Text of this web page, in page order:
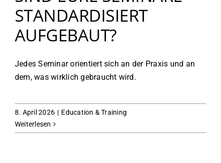
STANDARDISIERT
AUFGEBAUT?
Jedes Seminar orientiert sich an der Praxis und an
dem, was wirklich gebraucht wird.
8. April 2026 | Education & Training
Weiterlesen